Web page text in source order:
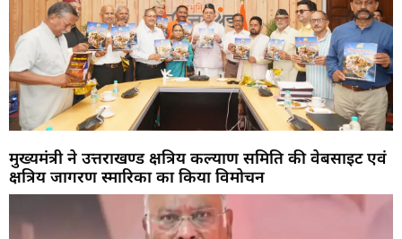
मुख्यमंत्री ने उत्तराखण्ड क्षत्रिय कल्याण समिति की वेबसाइट एवं
क्षत्रिय जागरण स्मारिका का किया विमोचन